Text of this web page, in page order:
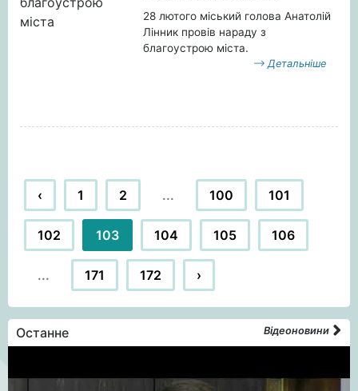
28 лютого міський голова Анатолій
Лінник провів нараду з
благоустрою міста.
Детальніше
‹ 1 2 ... 100 101
102 103 104 105 106
... 171 172 ›
Останне Відеоновини